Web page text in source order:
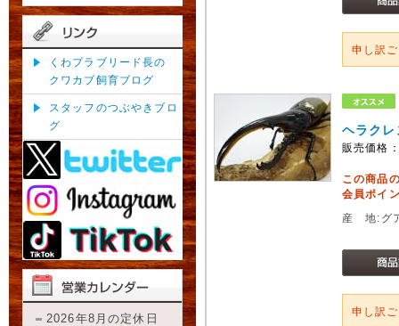
くわプラブリード長の
クワカブ飼育ブログ
スタッフのつぶやきブロ
グ
2026年8月の定休日
申し訳
ヘラク
販売価格
この商品
会員ポイ
産 地:グ
申し訳